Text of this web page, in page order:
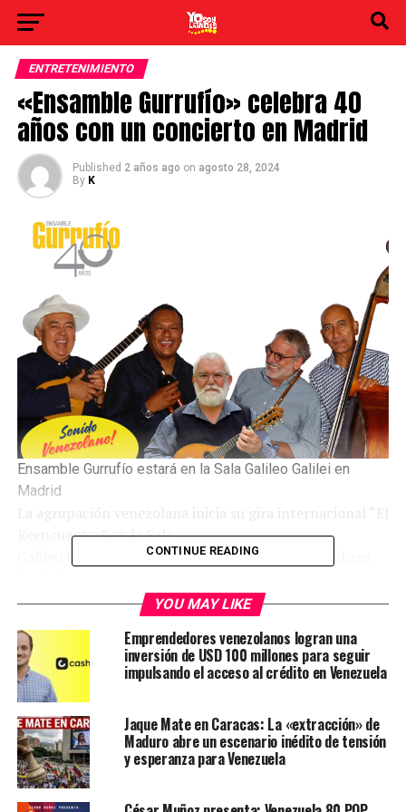
ENTRETENIMIENTO
«Ensamble Gurrufío» celebra 40
años con un concierto en Madrid
Published 2 años ago on agosto 28, 2024
By K
Ensamble Gurrufío estará en la Sala Galileo Galilei en
Madrid
La agrupación venezolana inicia su gira internacional “El
Reencuentro” en la Sala
Galileo Galilei, reuniendo nuevamente a sus miembros
La prestigiosa agrupación venezolana,
Gurrufío
, reconocida por su
virtuosa interpretación de la música tradicional
venezolana, celebrará sus 40 años
de trayectoria musical con un concierto y experiencia
memorable en la Sala
Galileo Galilei
el próximo 11 de septiembre.Este
evento marca el inicio de su gira
internacional “El Reencuentro”, que llevará su música a
CONTINUE READING
YOU MAY LIKE
Emprendedores venezolanos logran una
inversión de USD 100 millones para seguir
impulsando el acceso al crédito en Venezuela
Jaque Mate en Caracas: La «extracción» de
Maduro abre un escenario inédito de tensión
y esperanza para Venezuela